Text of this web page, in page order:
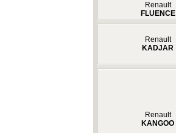
Renault
FLUENCE
Renault
KADJAR
Renault
KANGOO